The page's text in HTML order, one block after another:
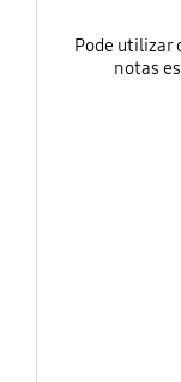
Pode utilizar
notas